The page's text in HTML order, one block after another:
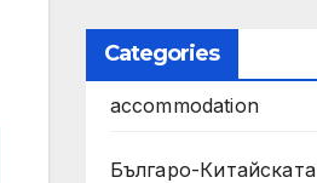
Categories
accommodation
Българо-Китайската